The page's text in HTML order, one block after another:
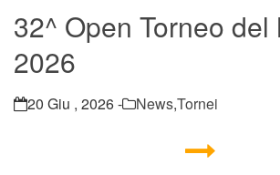
32^ Open Torneo del
2026
20 Giu , 2026 - News,Tornei